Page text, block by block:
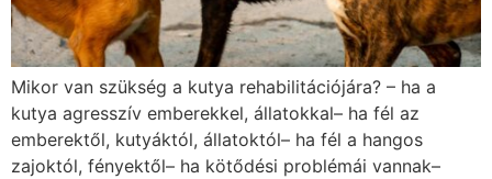
Mikor van szükség a kutya rehabilitációjára? – ha a
kutya agresszív emberekkel, állatokkal– ha fél az
emberektől, kutyáktól, állatoktól– ha fél a hangos
zajoktól, fényektől– ha kötődési problémái vannak–